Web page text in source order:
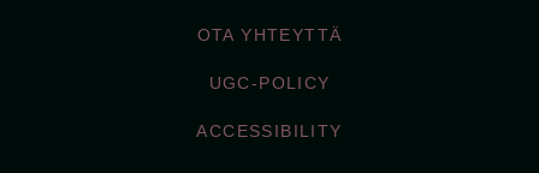
OTA YHTEYTTÄ
UGC-POLICY
ACCESSIBILITY